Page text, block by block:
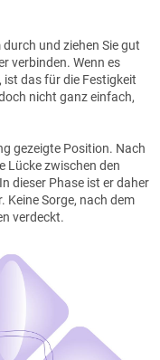
und ziehen Sie gut
verbinden. Wenn es
ist das für die Festigkeit
nicht ganz einfach,
gezeigte Position. Nach
Lücke zwischen den
dieser Phase ist er daher
Keine Sorge, nach dem
verdeckt.